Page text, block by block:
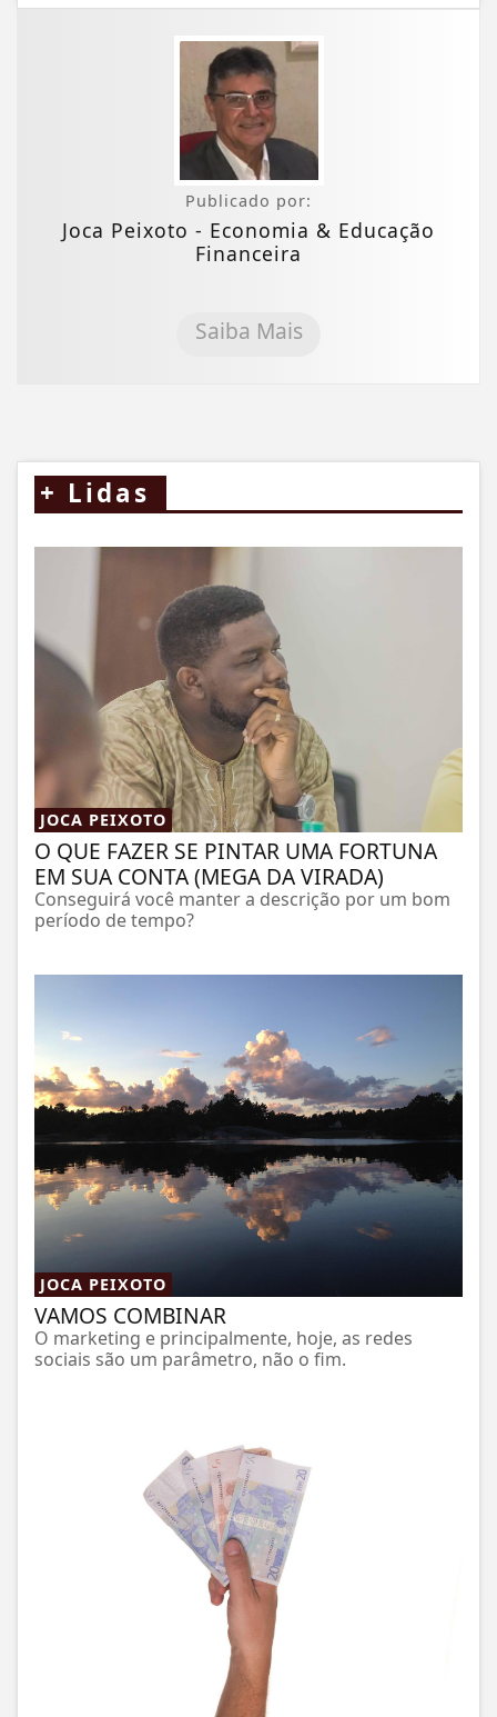
Publicado por:
Joca Peixoto - Economia & Educação
Financeira
Saiba Mais
+ Lidas
JOCA PEIXOTO
O QUE FAZER SE PINTAR UMA FORTUNA
EM SUA CONTA (MEGA DA VIRADA)
Conseguirá você manter a descrição por um bom
período de tempo?
JOCA PEIXOTO
VAMOS COMBINAR
O marketing e principalmente, hoje, as redes
sociais são um parâmetro, não o fim.